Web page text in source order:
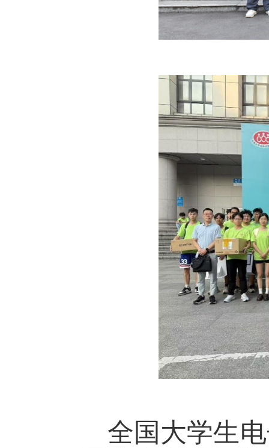
全国大学生